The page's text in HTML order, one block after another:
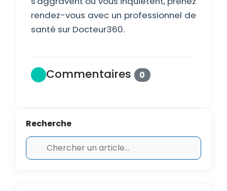
rendez-vous avec un professionnel de
santé sur Docteur360.
Commentaires 0
Recherche